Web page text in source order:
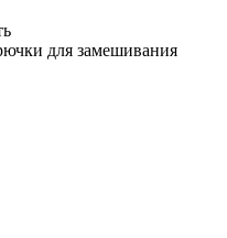
для замешивания